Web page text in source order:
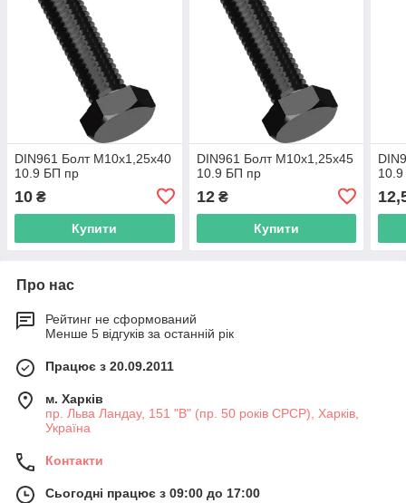
DIN961 Болт М10х1,25х40
10.9 БП пр
10 ₴
Купити
DIN961 Болт М10х1,25х45
10.9 БП пр
12₴
Купити
Про нас
Рейтинг не сформований
Менше 5 відгуків за останній рік
Працює з 20.09.2011
м. Харків
пр. Льва Ландау, 151 "В" (пр. 50 років СРСР), Харків,
Україна
Контакти
Сьогодні працює з 09:00 до 17:00